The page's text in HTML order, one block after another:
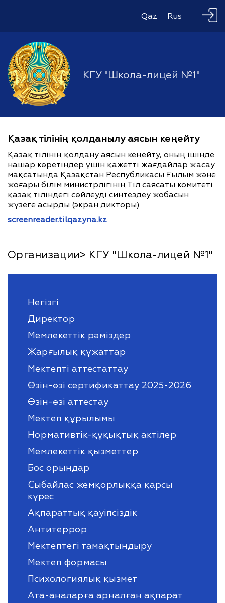
Qaz Rus
КГУ "Школа-лицей №1"
Қазақ тілінің қолданылу аясын кеңейту
Қазақ тілінің қолдану аясын кеңейту, оның ішінде
нашар көретіндер үшін қажетті жағдайлар жасау
мақсатында Қазақстан Республикасы Ғылым және
жоғары білім министрлігінің Тіл саясаты комитеті
қазақ тіліндегі сөйлеуді синтездеу жобасын
жүзеге асырды (экран дикторы)
screenreader.tilqazyna.kz
Организации> КГУ "Школа-лицей №1"
Негізгі
Директор
Мемлекеттік рәміздер
Жарғылық құжаттар
Мектепті аттестаттау
Өзін-өзі сертификаттау 2025-2026
Өзін-өзі аттестау
Мектеп құрылымы
Нормативтік-құқықтық актілер
Мемлекеттік қызметтер
Бос орындар
Сыбайлас жемқорлыққа қарсы
күрес
Ақпараттық қауіпсіздік
Антитеррор
Мектептегі тамақтындыру
Мектеп формасы
Психологиялық қызмет
Ата-аналарға арналған ақпарат